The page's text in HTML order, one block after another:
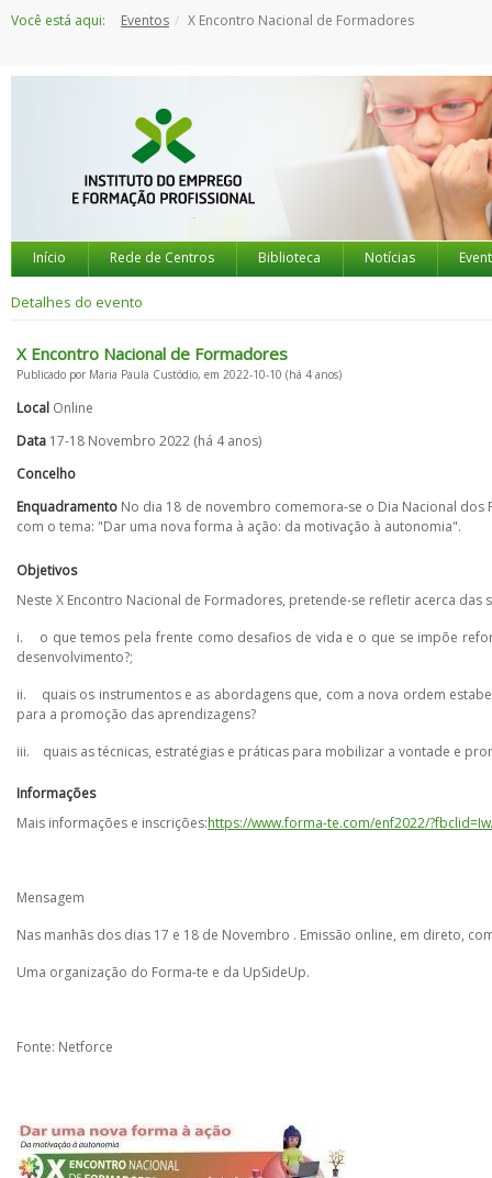
paraVocê está aqui: Eventos X Encontro Nacional de Formadores
Início Rede de Centros Biblioteca Notícias
Detalhes do evento
X Encontro Nacional de Formadores
Publicado por Maria Paula Custódio, em 2022-10-10 (há 4 anos)
Local Online
Data 17-18 Novembro 2022 (há 4 anos)
Concelho
Enquadramento No dia 18 de novembro comemora-se o Dia Nacional dos
com o tema: "Dar uma nova forma à ação: da motivação à autonomia".
Objetivos
Neste X Encontro Nacional de Formadores, pretende-se refletir acerca das
i. o que temos pela frente como desafios de vida e o que se impõe
desenvolvimento?;
ii. quais os instrumentos e as abordagens que, com a nova ordem
para a promoção das aprendizagens?
iii. quais as técnicas, estratégias e práticas para mobilizar a vontade e
Informações
Mais informações e inscrições:https://www.forma-te.com/enf2022/
Mensagem
Nas manhãs dos dias 17 e 18 de Novembro . Emissão online, em direto,
Uma organização do Forma-te e da UpSideUp.
Fonte: Netforce